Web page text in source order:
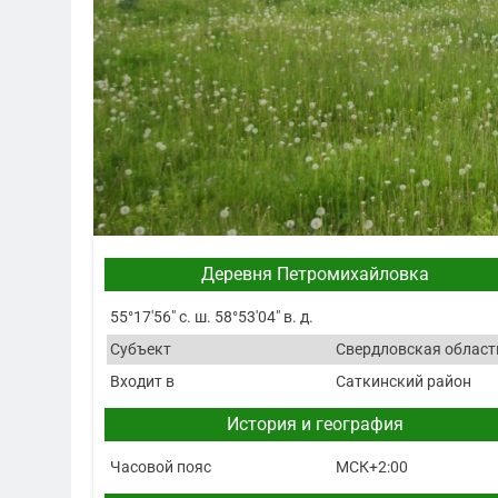
Деревня Петромихайловка
55°17′56″ с. ш. 58°53′04″ в. д.
Субъект
Свердловская
Входит в
Саткинский район
История и география
Часовой пояс МСК+2:00